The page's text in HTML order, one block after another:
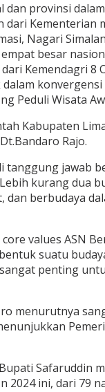
provinsi
Kementerian
Nagari
besar
Kemendagri 8
Peduli Wisata
Kabupaten
Rajo.
jawab
kurang dua
berbudaya
values ASN
suatu
penting
menurutnya
Safaruddin
ini, dari 79